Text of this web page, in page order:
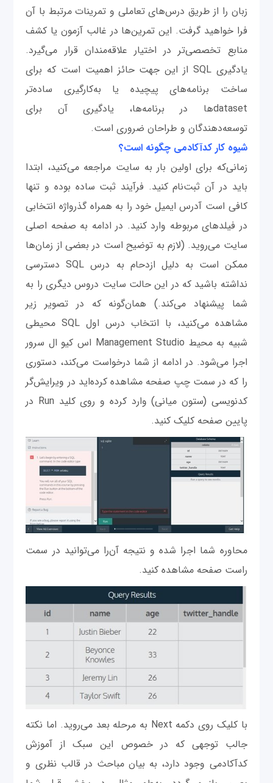
زبان را از طریق درس‌های تعاملی و تمرینات مرتبط با آن
فرا خواهید گرفت. این تمرین‌ها در غالب آزمون یا کشف
منابع تخصصی‌تر در اختیار علاقه‌مندان قرار می‌گیرد.
یادگیری SQL از این جهت حائز اهمیت است که برای
ساخت برنامه‌های پیچیده یا به‌کارگیری ساده‌تر
datasetها در برنامه‌ها، یادگیری آن برای
توسعه‌دهندگان و طراحان ضروری است.
شیوه کار کدآکادمی چگونه است؟
زمانی‌که برای اولین بار به سایت مراجعه می‌کنید، ابتدا
باید در آن ثبت‌نام کنید. فرآیند ثبت ساده بوده و تنها
کافی است آدرس ایمیل خود را به همراه گذرواژه‌ انتخابی
در فیلدهای مربوطه وارد کنید. در ادامه به صفحه اصلی
سایت می‌روید. (لازم به توضیح است در بعضی از زمان‌ها
ممکن است به دلیل ازدحام به درس SQL دسترسی
نداشته باشید که در این حالت سایت دروس دیگری را به
شما پیشنهاد می‌کند.) همان‌گونه که در تصویر زیر
مشاهده می‌کنید، با انتخاب درس اول SQL محیطی
شبیه به محیط Management Studio اس کیو ال سرور
اجرا می‌شود. در ادامه از شما درخواست می‌کند، دستوری
را که در سمت چپ صفحه مشاهده کرده‌اید در ویرایش‌گر
کدنویسی (ستون میانی) وارد کرده و روی کلید Run در
پایین صفحه کلیک کنید.
محاوره شما اجرا شده و نتیجه آن‌را می‌توانید در سمت
راست صفحه مشاهده کنید.
با کلیک روی دکمه Next به مرحله بعد می‌روید. اما نکته
جالب توجهی که در خصوص این سبک از آموزش
کدآکادمی وجود دارد، به بیان مباحث در قالب نظری و